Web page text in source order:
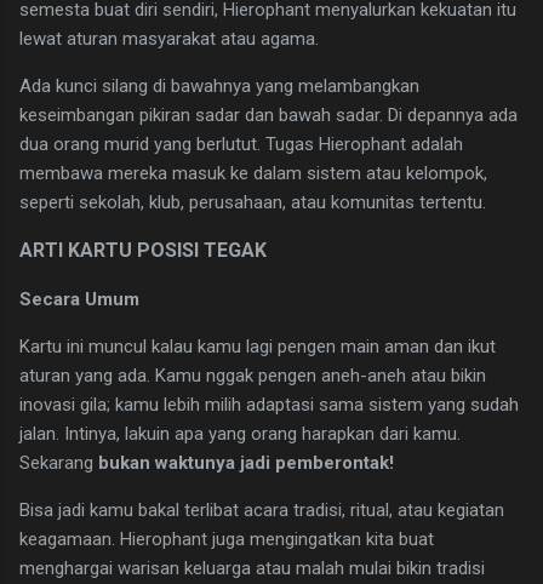
semesta buat diri sendiri, Hierophant menyalurkan kekuatan itu
lewat aturan masyarakat atau agama.
​Ada kunci silang di bawahnya yang melambangkan
keseimbangan pikiran sadar dan bawah sadar. Di depannya ada
dua orang murid yang berlutut. Tugas Hierophant adalah
membawa mereka masuk ke dalam sistem atau kelompok,
seperti sekolah, klub, perusahaan, atau komunitas tertentu.
​ARTI KARTU POSISI TEGAK
Secara Umum
​Kartu ini muncul kalau kamu lagi pengen main aman dan ikut
aturan yang ada. Kamu nggak pengen aneh-aneh atau bikin
inovasi gila; kamu lebih milih adaptasi sama sistem yang sudah
jalan. Intinya, lakuin apa yang orang harapkan dari kamu.
Sekarang bukan waktunya jadi pemberontak!
​Bisa jadi kamu bakal terlibat acara tradisi, ritual, atau kegiatan
keagamaan. Hierophant juga mengingatkan kita buat
menghargai warisan keluarga atau malah mulai bikin tradisi